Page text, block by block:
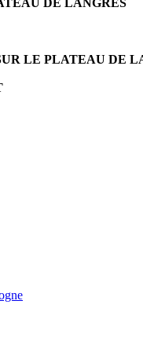
LE PLATEAU DE